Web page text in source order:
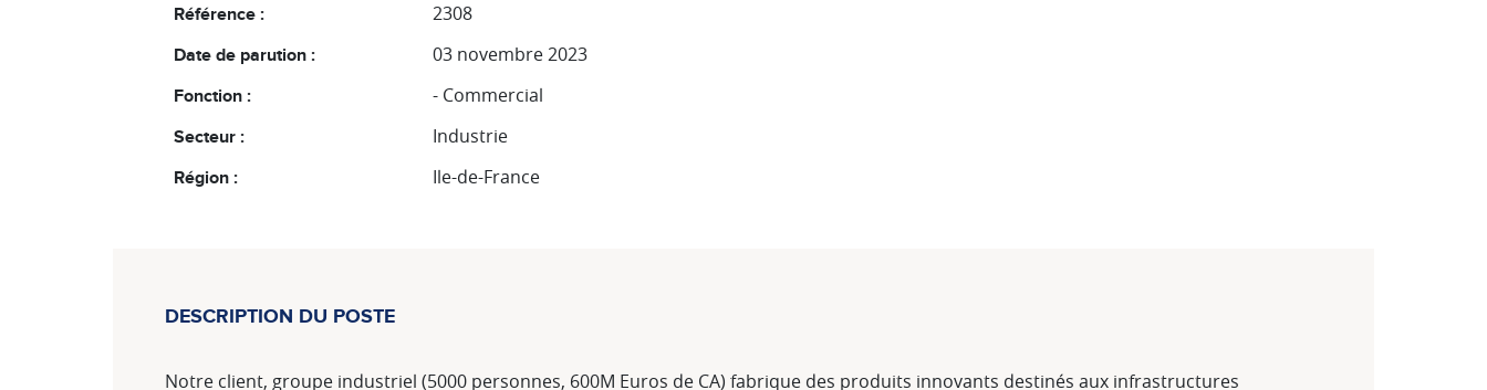
Référence : 2308
Date de parution : 03 novembre 2023
Fonction : - Commercial
Secteur : Industrie
Région : Ile-de-France
DESCRIPTION DU POSTE
Notre client, groupe industriel (5000 personnes, 600M Euros de CA) fabrique des produits innovants destinés aux infrastructures